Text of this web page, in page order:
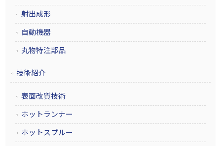
射出成形
自動機器
丸物特注部品
技術紹介
表面改質技術
ホットランナー
ホットスプルー